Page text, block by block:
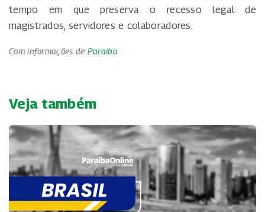
tempo em que preserva o recesso legal de
magistrados, servidores e colaboradores.
Com informações de Paraiba
Veja também